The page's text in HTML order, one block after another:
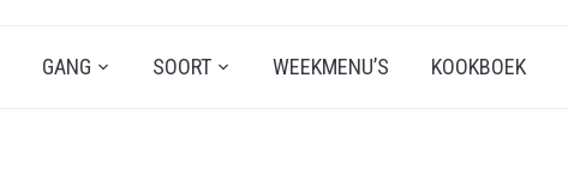
GANG SOORT WEEKMENU’S KOOKBOEK